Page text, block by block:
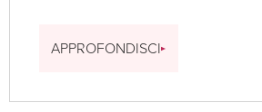
APPROFONDISCI